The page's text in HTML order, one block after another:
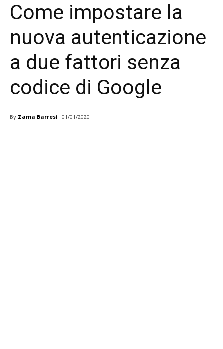
Come impostare la
nuova autenticazione
a due fattori senza
codice di Google
By Zama Barresi 01/01/2020